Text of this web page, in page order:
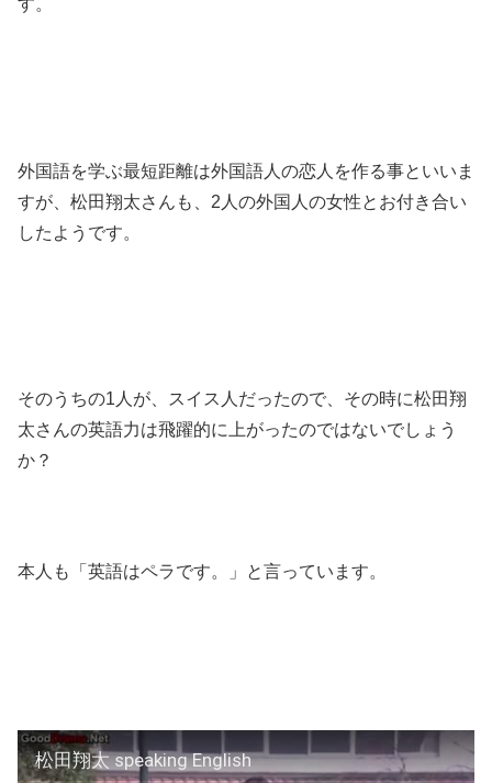
す。
外国語を学ぶ最短距離は外国語人の恋人を作る事といいま
すが、松田翔太さんも、2人の外国人の女性とお付き合い
したようです。
そのうちの1人が、スイス人だったので、その時に松田翔
太さんの英語力は飛躍的に上がったのではないでしょう
か？
本人も「英語はペラです。」と言っています。
松田翔太 speaking English